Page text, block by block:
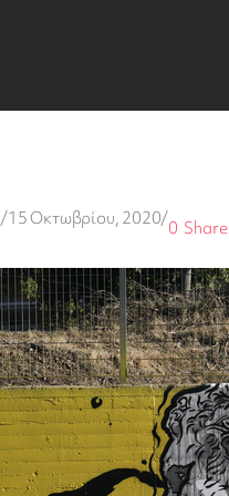
/15 Οκτωβρίου, 2020/0